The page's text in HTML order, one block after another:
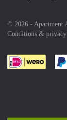
© 2026 - Apartment
Conditions & privacy